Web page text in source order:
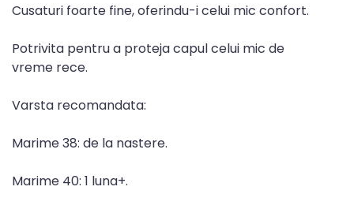
Cusaturi foarte fine, oferindu-i celui mic confort.
Potrivita pentru a proteja capul celui mic de
vreme rece.
Varsta recomandata:
Marime 38: de la nastere.
Marime 40: 1 luna+.